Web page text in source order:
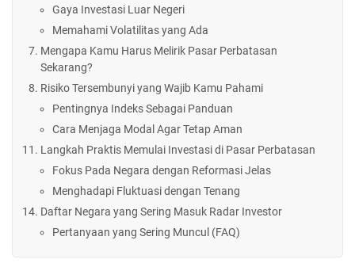
Gaya Investasi Luar Negeri
Memahami Volatilitas yang Ada
Mengapa Kamu Harus Melirik Pasar Perbatasan
Sekarang?
Risiko Tersembunyi yang Wajib Kamu Pahami
Pentingnya Indeks Sebagai Panduan
Cara Menjaga Modal Agar Tetap Aman
Langkah Praktis Memulai Investasi di Pasar Perbatasan
Fokus Pada Negara dengan Reformasi Jelas
Menghadapi Fluktuasi dengan Tenang
Daftar Negara yang Sering Masuk Radar Investor
Pertanyaan yang Sering Muncul (FAQ)